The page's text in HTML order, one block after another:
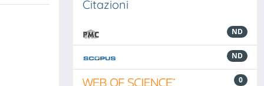
Citazioni
ND
ND
0